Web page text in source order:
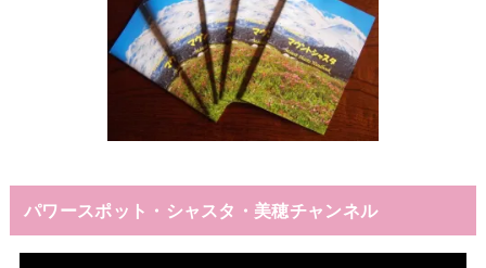
パワースポット・シャスタ・美穂チャンネル